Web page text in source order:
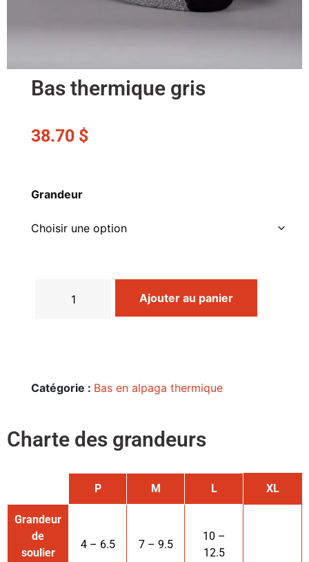
Bas thermique gris
38.70 $
Grandeur
Ajouter au panier
Catégorie : Bas en alpaga thermique
Charte des grandeurs
P M L XL
Grandeur
de
soulier
4 – 6.5 7 – 9.5
10 –
12.5